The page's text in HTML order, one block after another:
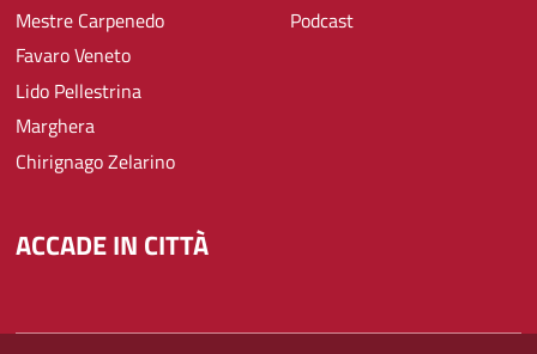
Mestre Carpenedo
Favaro Veneto
Lido Pellestrina
Marghera
Chirignago Zelarino
Podcast
ACCADE IN CITTÀ